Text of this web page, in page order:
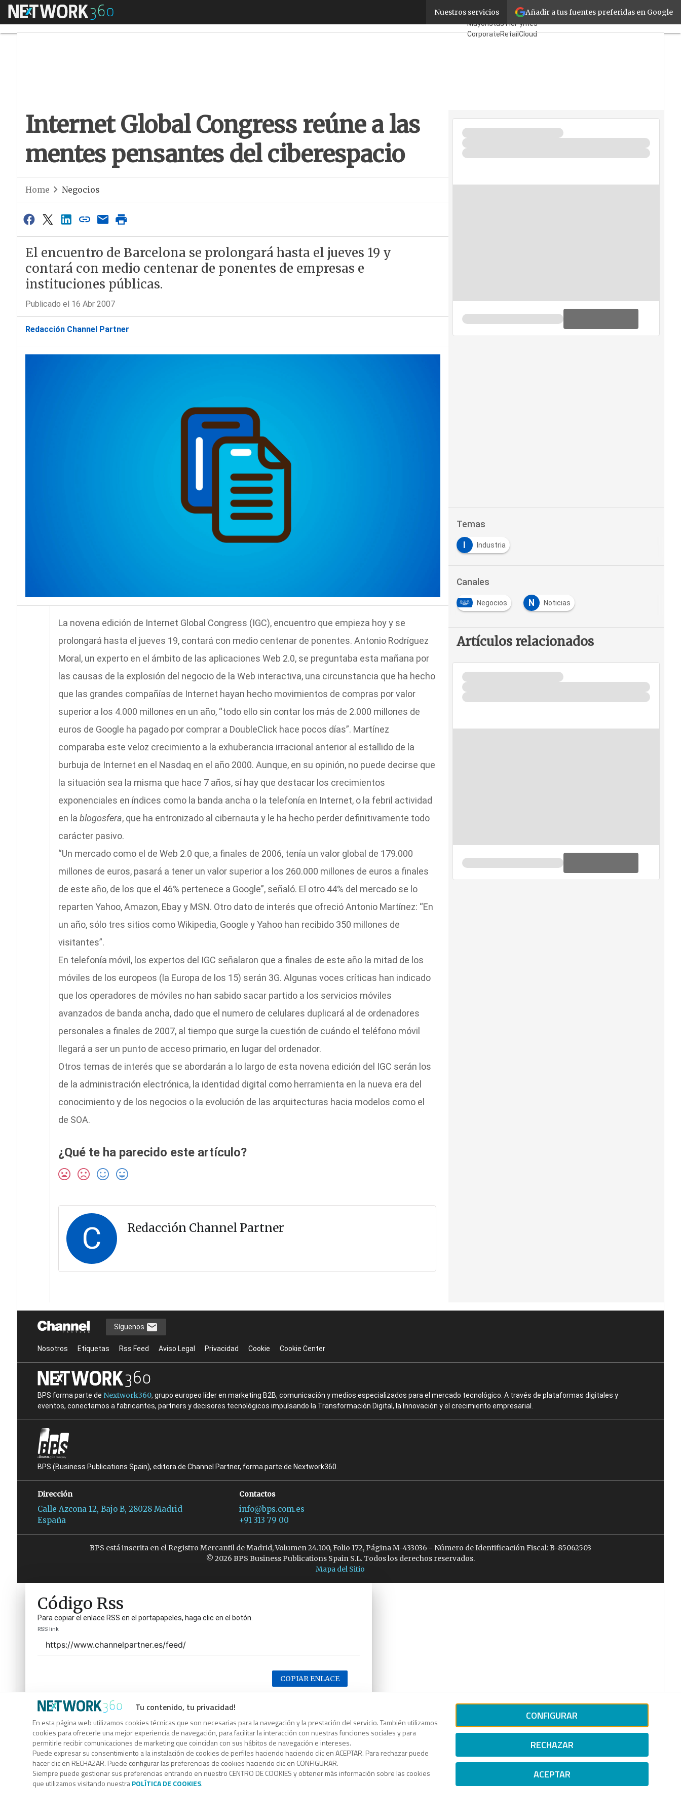
Añadir a tus fuentes preferidas en Google
Nuestros servicios
Menú Internet Global Congress reúne a las mentes pensantes del ciberespacio Fabricantes
MayoristasTicPymes
CorporateRetailCloud
Internet Global Congress reúne a las
mentes pensantes del ciberespacio
Home Negocios
El encuentro de Barcelona se prolongará hasta el jueves 19 y
contará con medio centenar de ponentes de empresas e
instituciones públicas.
Publicado el 16 Abr 2007
Redacción Channel Partner
La novena edición de Internet Global Congress (IGC), encuentro que empieza hoy y se
prolongará hasta el jueves 19, contará con medio centenar de ponentes. Antonio Rodríguez
Moral, un experto en el ámbito de las aplicaciones Web 2.0, se preguntaba esta mañana por
las causas de la explosión del negocio de la Web interactiva, una circunstancia que ha hecho
que las grandes compañías de Internet hayan hecho movimientos de compras por valor
superior a los 4.000 millones en un año, “todo ello sin contar los más de 2.000 millones de
euros de Google ha pagado por comprar a DoubleClick hace pocos días”. Martínez
comparaba este veloz crecimiento a la exhuberancia irracional anterior al estallido de la
burbuja de Internet en el Nasdaq en el año 2000. Aunque, en su opinión, no puede decirse que
la situación sea la misma que hace 7 años, sí hay que destacar los crecimientos
exponenciales en índices como la banda ancha o la telefonía en Internet, o la febril actividad
en la blogosfera, que ha entronizado al cibernauta y le ha hecho perder definitivamente todo
carácter pasivo.
“Un mercado como el de Web 2.0 que, a finales de 2006, tenía un valor global de 179.000
millones de euros, pasará a tener un valor superior a los 260.000 millones de euros a finales
de este año, de los que el 46% pertenece a Google”, señaló. El otro 44% del mercado se lo
reparten Yahoo, Amazon, Ebay y MSN. Otro dato de interés que ofreció Antonio Martínez: “En
un año, sólo tres sitios como Wikipedia, Google y Yahoo han recibido 350 millones de
visitantes”.
En telefonía móvil, los expertos del IGC señalaron que a finales de este año la mitad de los
móviles de los europeos (la Europa de los 15) serán 3G. Algunas voces críticas han indicado
que los operadores de móviles no han sabido sacar partido a los servicios móviles
avanzados de banda ancha, dado que el numero de celulares duplicará al de ordenadores
personales a finales de 2007, al tiempo que surge la cuestión de cuándo el teléfono móvil
llegará a ser un punto de acceso primario, en lugar del ordenador.
Otros temas de interés que se abordarán a lo largo de esta novena edición del IGC serán los
de la administración electrónica, la identidad digital como herramienta en la nueva era del
conocimiento y de los negocios o la evolución de las arquitecturas hacia modelos como el
de SOA.
¿Qué te ha parecido este artículo?
C Redacción Channel Partner
Temas
Industria
Canales
Negocios N Noticias
Artículos relacionados
Tu contenido, tu privacidad!
En esta página web utilizamos cookies técnicas que son necesarias para la navegación y la prestación del servicio. También utilizamos
cookies para ofrecerle una mejor experiencia de navegación, para facilitar la interacción con nuestras funciones sociales y para
permitirle recibir comunicaciones de marketing que coincidan con sus hábitos de navegación e intereses.
Puede expresar su consentimiento a la instalación de cookies de perfiles haciendo haciendo clic en ACEPTAR. Para rechazar puede
hacer clic en RECHAZAR. Puede configurar las preferencias de cookies haciendo clic en CONFIGURAR.
Siempre puede gestionar sus preferencias entrando en nuestro CENTRO DE COOKIES y obtener más información sobre las cookies
que utilizamos visitando nuestraPOLÍTICA DE COOKIES.
CONFIGURAR
RECHAZAR
ACEPTAR
Síguenos
Nosotros Etiquetas Rss Feed Aviso Legal Privacidad Cookie Cookie Center
BPS forma parte de Nextwork360, grupo europeo líder en marketing B2B, comunicación y medios especializados para el mercado tecnológico. A través de plataformas digitales y
eventos, conectamos a fabricantes, partners y decisores tecnológicos impulsando la Transformación Digital, la Innovación y el crecimiento empresarial.
BPS (Business Publications Spain), editora de Channel Partner, forma parte de Nextwork360.
Dirección
Calle Azcona 12, Bajo B, 28028 Madrid
España
Contactos
info@bps.com.es
+91 313 79 00
BPS está inscrita en el Registro Mercantil de Madrid, Volumen 24.100, Folio 172, Página M-433036 - Número de Identificación Fiscal: B-85062503
© 2026 BPS Business Publications Spain S.L. Todos los derechos reservados.
Mapa del Sitio
Código Rss
Para copiar el enlace RSS en el portapapeles, haga clic en el botón.
RSS link
COPIAR ENLACE
Código Rss
Para copiar el enlace RSS en el portapapeles, haga clic en el botón.